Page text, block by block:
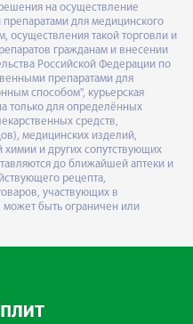
на осуществление
для медицинского
осуществления такой торговли и
гражданам и внесении
Российской Федерации по
препаратами для
способом", курьерская
только для определённых
средств,
медицинских изделий,
химии и других сопутствующих
до ближайшей аптеки и
рецепта,
участвующих в
быть ограничен или